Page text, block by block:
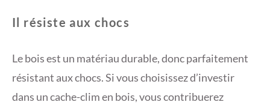
Il résiste aux chocs
Le bois est un matériau durable, donc parfaitement
résistant aux chocs. Si vous choisissez d’investir
dans un cache-clim en bois, vous contribuerez